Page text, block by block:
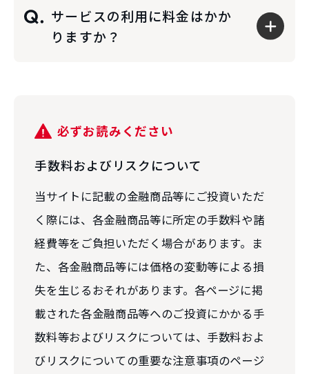
サービスの利用に料金はかか
りますか？
必ずお読みください
手数料およびリスクについて
当サイトに記載の金融商品等にご投資いただ
く際には、各金融商品等に所定の手数料や諸
経費等をご負担いただく場合があります。ま
た、各金融商品等には価格の変動等による損
失を生じるおそれがあります。各ページに掲
載された各金融商品等へのご投資にかかる手
数料等およびリスクについては、手数料およ
びリスクについての重要な注意事項のページ